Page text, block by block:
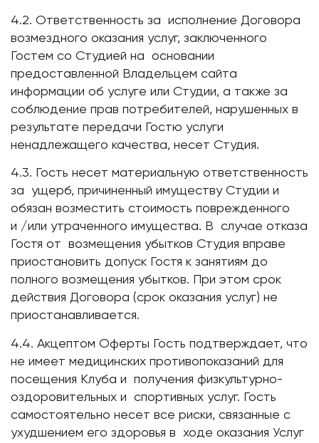
4.2. Ответственность за исполнение Договора
возмездного оказания услуг, заключенного
Гостем со Студией на основании
предоставленной Владельцем сайта
информации об услуге или Студии, а также за
соблюдение прав потребителей, нарушенных в
результате передачи Гостю услуги
ненадлежащего качества, несет Студия.
4.3. Гость несет материальную ответственность
за ущерб, причиненный имуществу Студии и
обязан возместить стоимость поврежденного
и /или утраченного имущества. В случае отказа
Гостя от возмещения убытков Студия вправе
приостановить допуск Гостя к занятиям до
полного возмещения убытков. При этом срок
действия Договора (срок оказания услуг) не
приостанавливается.
4.4. Акцептом Оферты Гость подтверждает, что
не имеет медицинских противопоказаний для
посещения Клуба и получения физкультурно-
оздоровительных и спортивных услуг. Гость
самостоятельно несет все риски, связанные с
ухудшением его здоровья в ходе оказания Услуг